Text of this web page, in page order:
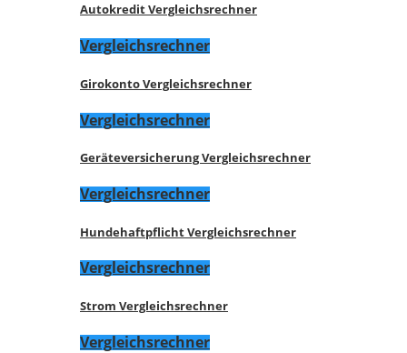
Autokredit Vergleichsrechner
Vergleichsrechner
Girokonto Vergleichsrechner
Vergleichsrechner
Geräteversicherung Vergleichsrechner
Vergleichsrechner
Hundehaftpflicht Vergleichsrechner
Vergleichsrechner
Strom Vergleichsrechner
Vergleichsrechner